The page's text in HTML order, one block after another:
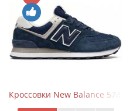
Кроссовки New Balance 574